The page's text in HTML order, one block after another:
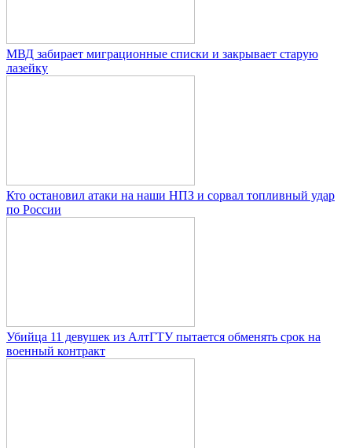
МВД забирает миграционные списки и закрывает старую
лазейку
Кто остановил атаки на наши НПЗ и сорвал топливный удар
по России
Убийца 11 девушек из АлтГТУ пытается обменять срок на
военный контракт